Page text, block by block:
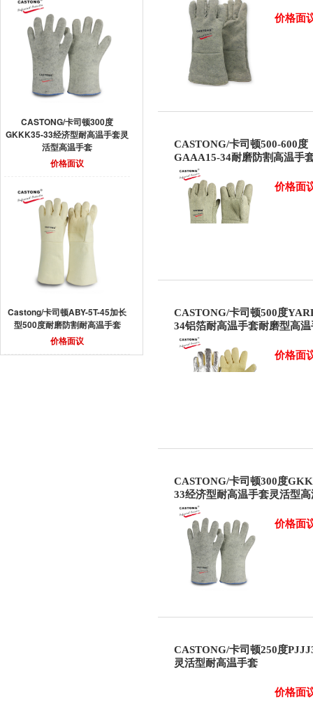
CASTONG/卡司顿300度
GKKK35-33经济型耐高温手套灵
活型高温手套
价格面议
Castong/卡司顿ABY-5T-45加长
型500度耐磨防割耐高温手套
价格面议
价格面
CASTONG/卡司顿500-600度
GAAA15-34耐磨防割高温手
价格面
CASTONG/卡司顿500度
34铝箔耐高温手套耐磨型高
价格面
CASTONG/卡司顿300度
33经济型耐高温手套灵活型
套
价格面
CASTONG/卡司顿250度
灵活型耐高温手套
价格面